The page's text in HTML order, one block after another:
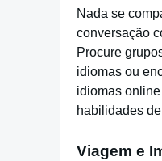
Nada se
conversação
Procure
idiomas ou
idiomas
habilidades
Viagem e